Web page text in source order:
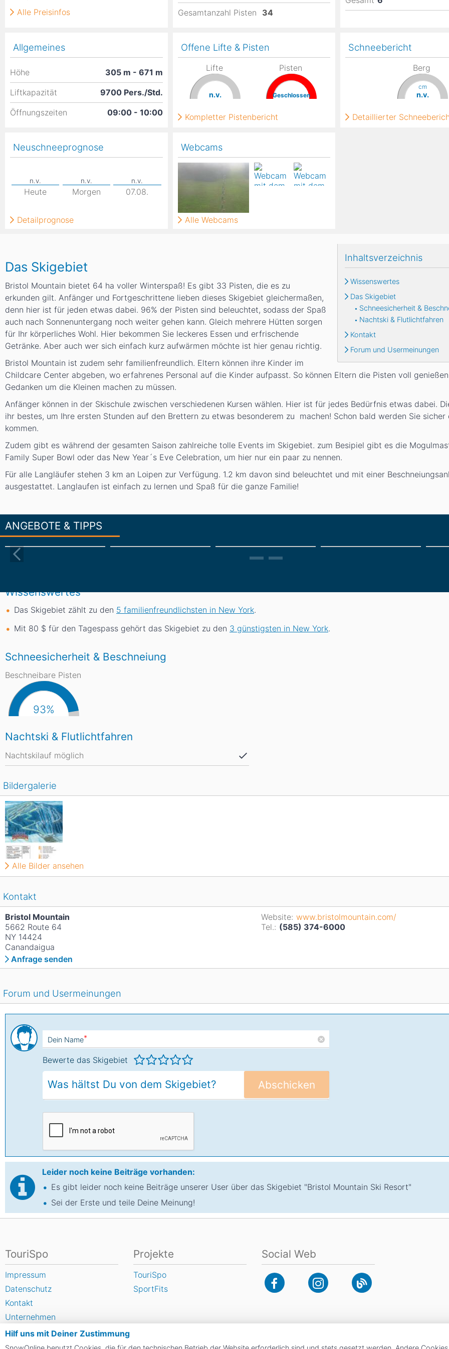
Inhaltsverzeichnis
Wissenswertes
Das Skigebiet
Schneesicherheit &
Nachtski & Flutlichtfahren
Kontakt
Forum und Usermeinungen
Das Skigebiet
Bristol Mountain bietet 64 ha voller Winterspaß! Es gibt 33 Pisten, die es zu
erkunden gilt. Anfänger und Fortgeschrittene lieben dieses Skigebiet gleichermaßen,
denn hier ist für jeden etwas dabei. 96% der Pisten sind beleuchtet, sodass der Spaß
auch nach Sonnenuntergang noch weiter gehen kann. Gleich mehrere Hütten sorgen
für Ihr körperliches Wohl. Hier bekommen Sie leckeres Essen und erfrischende
Getränke. Aber auch wer sich einfach kurz aufwärmen möchte ist hier genau richtig.
Bristol Mountain ist zudem sehr familienfreundlich. Eltern können ihre Kinder im
Childcare Center abgeben, wo erfahrenes Personal auf die Kinder aufpasst. So können Eltern die Pisten voll
Gedanken um die Kleinen machen zu müssen.
Anfänger können in der Skischule zwischen verschiedenen Kursen wählen. Hier ist für jedes Bedürfnis etwas dabei.
ihr bestes, um Ihre ersten Stunden auf den Brettern zu etwas besonderem zu machen! Schon bald werden Sie sicher
kommen.
Zudem gibt es während der gesamten Saison zahlreiche tolle Events im Skigebiet. zum Besipiel gibt es die
Family Super Bowl oder das New Year´s Eve Celebration, um hier nur ein paar zu nennen.
Für alle Langläufer stehen 3 km an Loipen zur Verfügung. 1.2 km davon sind beleuchtet und mit einer
ausgestattet. Langlaufen ist einfach zu lernen und Spaß für die ganze Familie!
ANGEBOTE & TIPPS
Wissenswertes
Das Skigebiet zählt zu den 5 familienfreundlichsten in New York.
Mit 80 $ für den Tagespass gehört das Skigebiet zu den 3 günstigsten in New York.
Schneesicherheit & Beschneiung
Beschneibare Pisten
93%
Nachtski & Flutlichtfahren
Nachtskilauf möglich
Kontakt
Bristol Mountain
5662 Route 64
NY 14424
Canandaigua
Anfrage senden
Website: www.bristolmountain.com/
Tel.: (585) 374-6000
Bildergalerie
Alle Bilder ansehen
Forum und Usermeinungen
Dein Name*
Bewerte das Skigebiet
Abschicken
Leider noch keine Beiträge vorhanden:
Es gibt leider noch keine Beiträge unserer User über das Skigebiet "Bristol Mountain Ski Resort"
Sei der Erste und teile Deine Meinung!
Allgemeines
Höhe 305 m - 671 m
Liftkapazität
9700 Pers./Std.
Öffnungszeiten
09:00 - 10:00
Gesamtanzahl Pisten
34
Webcams
Alle Webcams
Schneebericht
Berg
cm
n.v.
Detaillierter
Neuschneeprognose
Heute Morgen 07.08.
Detailprognose
Offene Lifte & Pisten
Lifte
n.v.
Pisten
Geschlossen
Kompletter Pistenbericht
Alle Preisinfos
Hilf uns mit Deiner Zustimmung
TouriSpo
Impressum
Datenschutz
Kontakt
Unternehmen
FAQ
Newsletter
Projekte
TouriSpo
SportFits
Social Web